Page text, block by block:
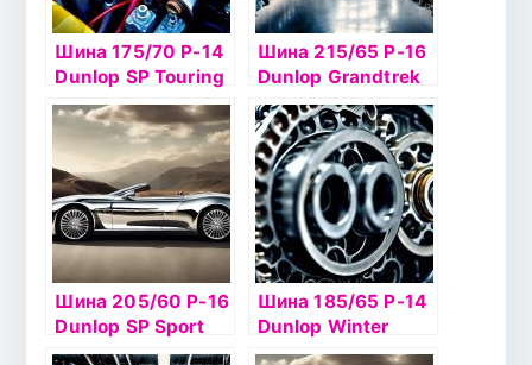
Шина 175/70 Р-14
Dunlop SP Touring
T1 84T б/к
Шина 215/65 Р-16
Dunlop Grandtrek
Ice02 102Т шип
Шина 205/60 Р-16
Dunlop SP Sport
LM704 92H б/к
Шина 185/65 Р-14
Dunlop Winter
Ice02 90T б/к шип